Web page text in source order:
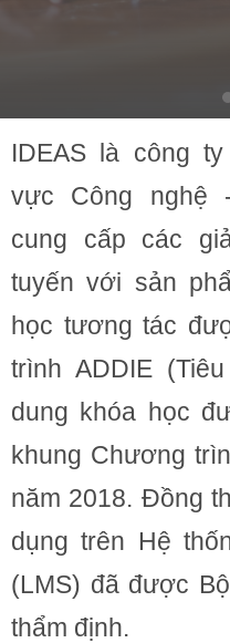
IDEAS là công
vực Công nghệ
cung cấp các
tuyến với sản
học tương tác
trình ADDIE
dung khóa học
khung Chương
năm 2018. Đồng
dụng trên Hệ
(LMS) đã được
thẩm định.